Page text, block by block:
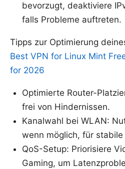
bevorzugt, deaktiviere
falls Probleme auftreten.
Tipps zur Optimierung
Best VPN for Linux Mint
for 2026
Optimierte Router-
frei von Hindernissen.
Kanalwahl bei WLAN:
wenn möglich, für
QoS-Setup: Priorisiere
Gaming, um